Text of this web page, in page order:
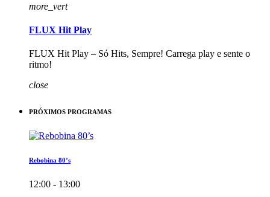
more_vert
FLUX Hit Play
FLUX Hit Play – Só Hits, Sempre! Carrega play e sente o
ritmo!
close
PRÓXIMOS PROGRAMAS
Rebobina 80’s
12:00 - 13:00